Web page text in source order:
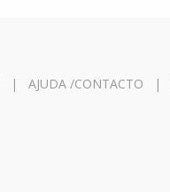
| AJUDA /CONTACTO |